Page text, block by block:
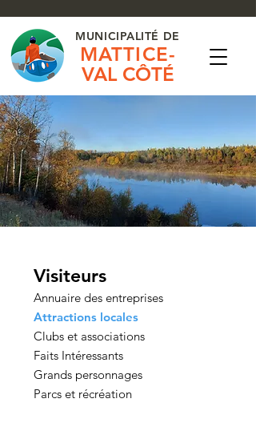
MUNICIPALITÉ DE
MATTICE-
VAL CÔTÉ
Visiteurs
Annuaire des entreprises
Attractions locales
Clubs et associations
Faits Intéressants
Grands personnages
Parcs et récréation